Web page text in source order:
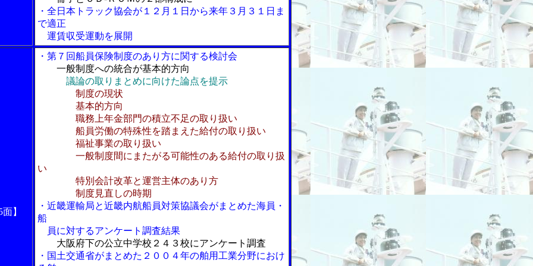
・全日本トラック協会が１２月１日から来年３月３１日ま
で適正
運賃収受運動を展開
】
・第７回船員保険制度のあり方に関する検討会
一般制度への統合が基本的方向
議論の取りまとめに向けた論点を提示
制度の現状
基本的方向
職務上年金部門の積立不足の取り扱い
船員労働の特殊性を踏まえた給付の取り扱い
福祉事業の取り扱い
一般制度間にまたがる可能性のある給付の取り扱
い
特別会計改革と運営主体のあり方
制度見直しの時期
・近畿運輸局と近畿内航船員対策協議会がまとめた海員・
船
員に対するアンケート調査結果
大阪府下の公立中学校２４３校にアンケート調査
・国土交通省がまとめた２００４年の舶用工業分野におけ